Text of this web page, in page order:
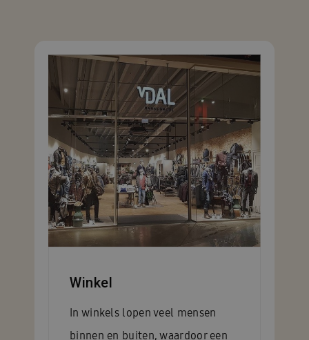
Winkel
In winkels lopen veel mensen
binnen en buiten, waardoor een